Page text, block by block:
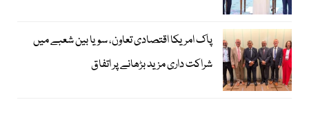
پاک امریکا اقتصادی تعاون، سویا بین شعبے میں
شراکت داری مزید بڑھانے پر اتفاق